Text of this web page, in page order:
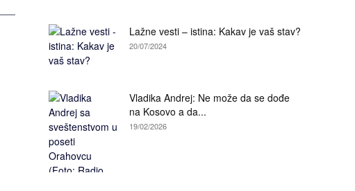
Lažne vesti – istina: Kakav je vaš stav?
20/07/2024
Vladika Andrej: Ne može da se dođe
na Kosovo a da...
19/02/2026